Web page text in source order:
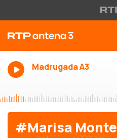
Madrugada A3
#Marisa Monte